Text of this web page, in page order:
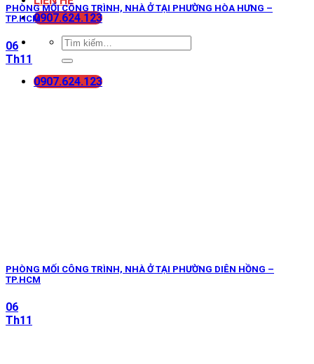
0907.624.123
0907.624.123
PHÒNG MỐI CÔNG TRÌNH, NHÀ Ở TẠI PHƯỜNG HÒA HƯNG –
TP.HCM
06
Th11
PHÒNG MỐI CÔNG TRÌNH, NHÀ Ở TẠI PHƯỜNG DIÊN HỒNG –
TP.HCM
06
Th11